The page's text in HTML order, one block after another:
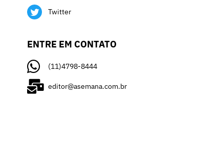
Twitter
ENTRE EM CONTATO
(11)4798-8444
editor@asemana.com.br